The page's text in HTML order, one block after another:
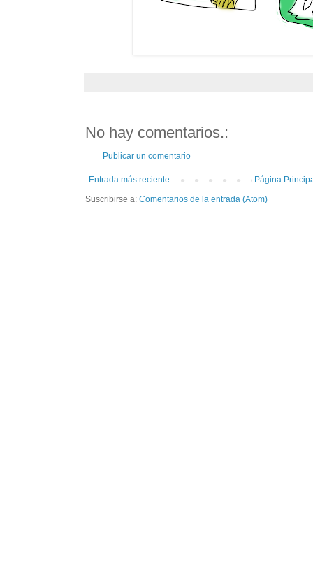
No hay comentarios.:
Publicar un comentario
Entrada más reciente
Página
Suscribirse a: Comentarios de la entrada (Atom)